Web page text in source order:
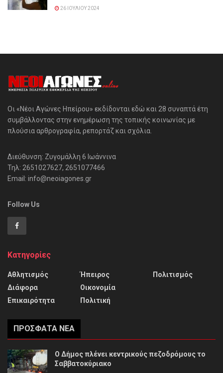
26 ΙΟΥΛΊΟΥ 2024
Οι «Νέοι Αγώνες Ηπείρου» εκδίδονται εδώ και 28 συναπτά έτη
συμβάλλοντας στην ενημέρωση της τοπικής κοινωνίας με
πλούσια αρθρογραφία, ρεπορτάζ και σχόλια.
Διεύθυνση: Ζυγομάλλη 6 Ιωάννινα
Τηλ: 2651027627, 2651077466
Email: info@neoiagones.gr
Follow Us
Κατηγορίες
Αθλητισμός
Διάφορα
Επικαιρότητα
Ήπειρος
Οικονομία
Πολιτική
Πολιτισμός
ΠΡΌΣΦΑΤΑ ΝΈΑ
Ο Δήμος πλένει κεντρικούς πεζοδρόμους το
Σαββατοκύριακο